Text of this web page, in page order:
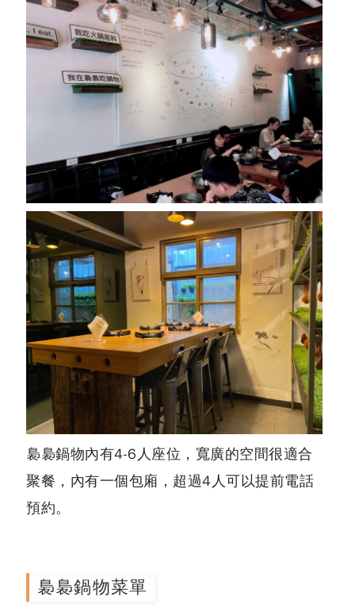
裊裊鍋物內有4-6人座位，寬廣的空間很適合
聚餐，內有一個包廂，超過4人可以提前電話
預約。
裊裊鍋物菜單